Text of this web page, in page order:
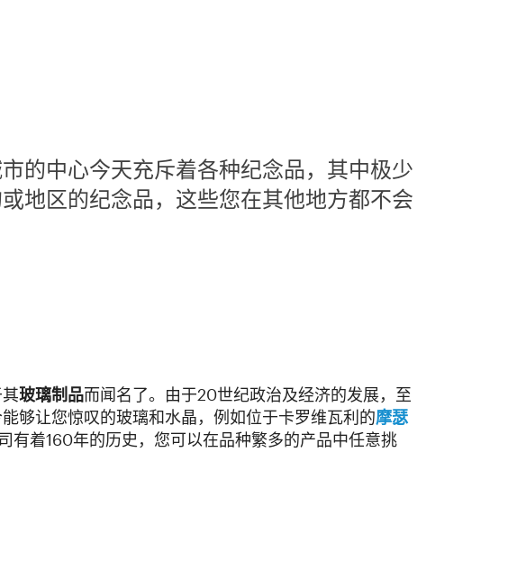
的中心今天充斥着各种纪念品，其中极少
地区的纪念品，这些您在其他地方都不会
玻璃制品而闻名了。由于20世纪政治及经济的发展，至
够让您惊叹的玻璃和水晶，例如位于卡罗维瓦利的摩瑟
有着160年的历史，您可以在品种繁多的产品中任意挑